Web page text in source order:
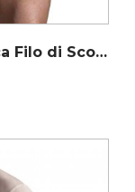
T-shirt mezza manica Filo di Scozia Perofil 21301